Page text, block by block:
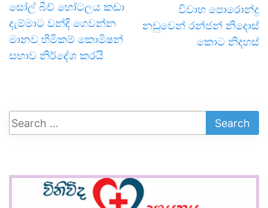
සෝල් බීච් හෝටලය කඩා
දැම්මාට වන්දි ගෙවන්න
මානව හිමිකම් කොමිෂන්
සභාව නිර්දේශ කරයි
විවාහ පොරොන්දු
නඩුවෙන් රන්ජන් නිදොස්
කොට නිදහස්